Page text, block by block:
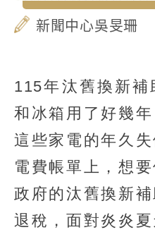
新聞中心吳旻珊
115年汰舊換新
和冰箱用了好幾
這些家電的年久
電費帳單上，想
政府的汰舊換新
退稅，面對炎炎